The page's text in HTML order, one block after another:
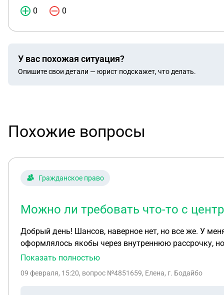
0 0
У вас похожая ситуация?
Опишите свои детали — юрист подскажет, что делать.
Похожие вопросы
Гражданское право
Можно ли требовать что-то с
Добрый день! Шансов, наверное нет, но все же. У
оформлялось якобы через внутреннюю рассрочку,
обучение в москву съездила, три месяца обучения
погасить долг. С их точки зрения все правомерно,
Показать полностью
09 февраля, 15:20, вопрос №4851659, Елена, г. Бодайбо